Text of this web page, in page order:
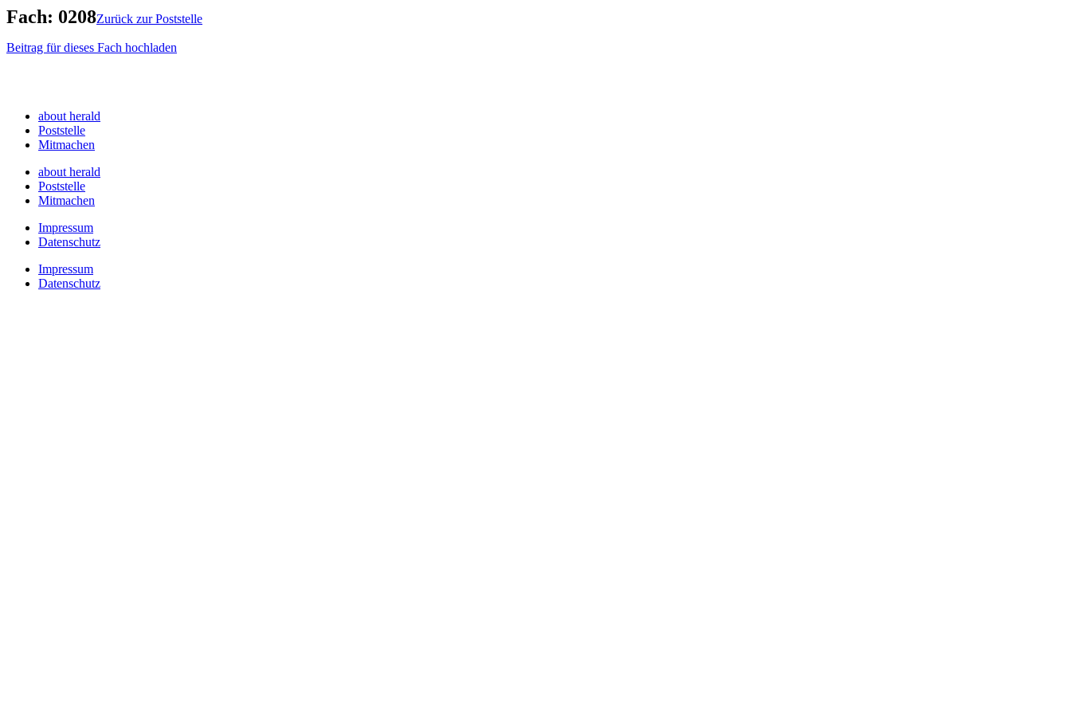
Fach: 0208Zurück zur Poststelle
Beitrag für dieses Fach hochladen
about herald
Poststelle
Mitmachen
about herald
Poststelle
Mitmachen
Impressum
Datenschutz
Impressum
Datenschutz